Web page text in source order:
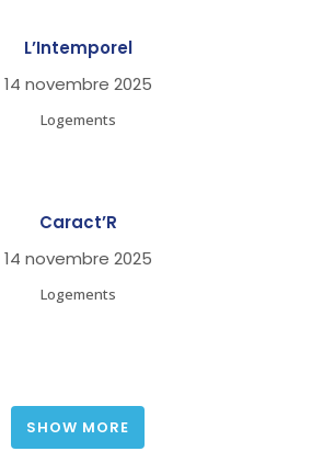
L’Intemporel
14 novembre 2025
Logements
Caract’R
14 novembre 2025
Logements
SHOW MORE